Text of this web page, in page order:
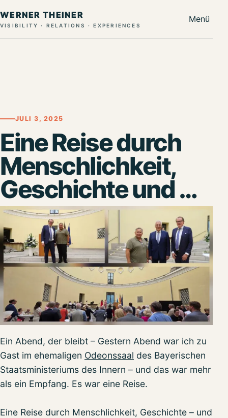
WERNER THEINER
VISIBILITY · RELATIONS · EXPERIENCES
Menü
JULI 3, 2025
Eine Reise durch
Menschlichkeit,
Geschichte und …
Ein Abend, der bleibt – Gestern Abend war ich zu
Gast im ehemaligen Odeonssaal des Bayerischen
Staatsministeriums des Innern – und das war mehr
als ein Empfang. Es war eine Reise.
Eine Reise durch Menschlichkeit, Geschichte – und